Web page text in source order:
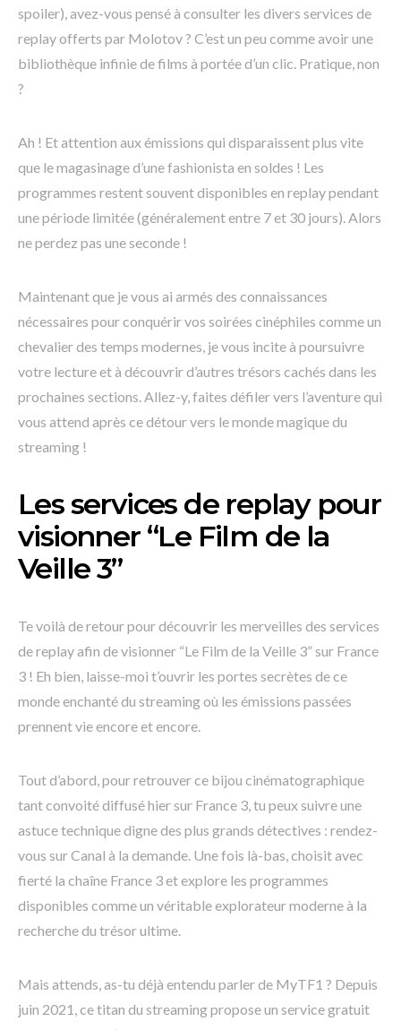
spoiler), avez-vous pensé à consulter les divers services de
replay offerts par Molotov ? C’est un peu comme avoir une
bibliothèque infinie de films à portée d’un clic. Pratique, non
?
Ah ! Et attention aux émissions qui disparaissent plus vite
que le magasinage d’une fashionista en soldes ! Les
programmes restent souvent disponibles en replay pendant
une période limitée (généralement entre 7 et 30 jours). Alors
ne perdez pas une seconde !
Maintenant que je vous ai armés des connaissances
nécessaires pour conquérir vos soirées cinéphiles comme un
chevalier des temps modernes, je vous incite à poursuivre
votre lecture et à découvrir d’autres trésors cachés dans les
prochaines sections. Allez-y, faites défiler vers l’aventure qui
vous attend après ce détour vers le monde magique du
streaming !
Les services de replay pour
visionner “Le Film de la
Veille 3”
Te voilà de retour pour découvrir les merveilles des services
de replay afin de visionner “Le Film de la Veille 3” sur France
3 ! Eh bien, laisse-moi t’ouvrir les portes secrètes de ce
monde enchanté du streaming où les émissions passées
prennent vie encore et encore.
Tout d’abord, pour retrouver ce bijou cinématographique
tant convoité diffusé hier sur France 3, tu peux suivre une
astuce technique digne des plus grands détectives : rendez-
vous sur Canal à la demande. Une fois là-bas, choisit avec
fierté la chaîne France 3 et explore les programmes
disponibles comme un véritable explorateur moderne à la
recherche du trésor ultime.
Mais attends, as-tu déjà entendu parler de MyTF1 ? Depuis
juin 2021, ce titan du streaming propose un service gratuit